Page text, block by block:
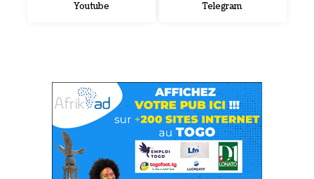
Youtube Telegram